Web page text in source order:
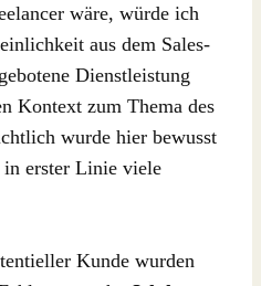
wäre, würde ich
aus dem Sales-
Dienstleistung
Kontext zum Thema des
wurde hier bewusst
in erster Linie viele
Kunde wurden